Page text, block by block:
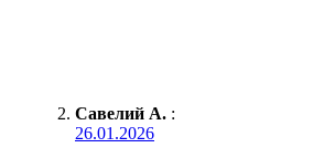
Савелий А. :
26.01.2026